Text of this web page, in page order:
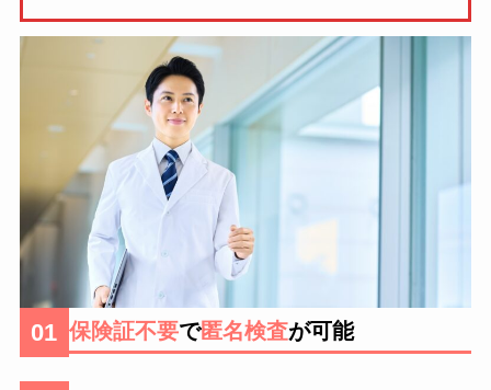
01 保険証不要で匿名検査が可能